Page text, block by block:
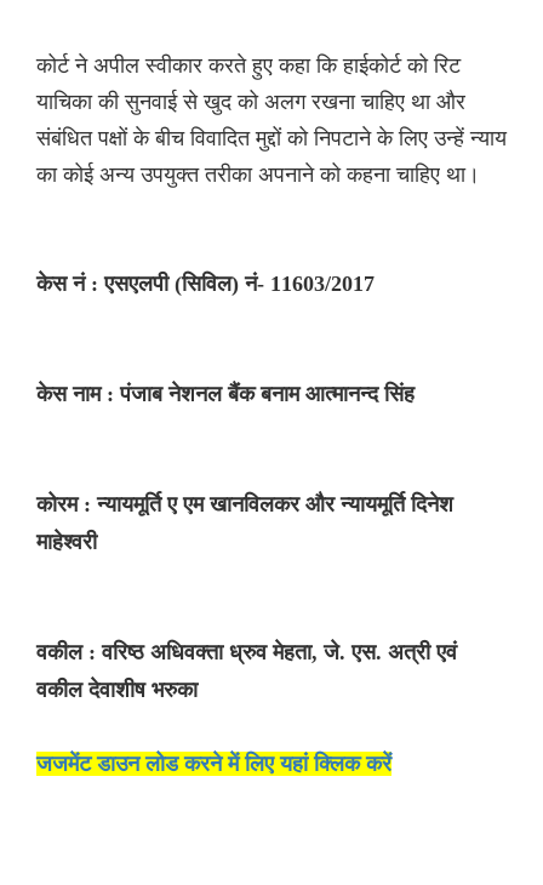
कोर्ट ने अपील स्वीकार करते हुए कहा कि हाईकोर्ट को रिट
याचिका की सुनवाई से खुद को अलग रखना चाहिए था और
संबंधित पक्षों के बीच विवादित मुद्दों को निपटाने के लिए उन्हें न्याय
का कोई अन्य उपयुक्त तरीका अपनाने को कहना चाहिए था।
केस नं : एसएलपी (सिविल) नं- 11603/2017
केस नाम : पंजाब नेशनल बैंक बनाम आत्मानन्द सिंह
कोरम : न्यायमूर्ति ए एम खानविलकर और न्यायमूर्ति दिनेश
माहेश्वरी
वकील : वरिष्ठ अधिवक्ता ध्रुव मेहता, जे. एस. अत्री एवं
वकील देवाशीष भरुका
जजमेंट डाउन लोड करने में लिए यहां क्लिक करें